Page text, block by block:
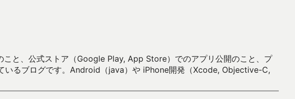
と、公式ストア（Google Play, App Store）でのアプリ公開のこと、プ
いるブログです。Android（java）や iPhone開発（Xcode, Objective-C,